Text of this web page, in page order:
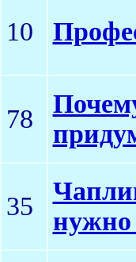
10
78
35
нужно